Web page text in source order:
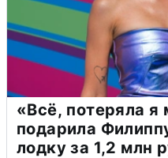
«Всё, потеряла
подарила
лодку за 1,2 млн